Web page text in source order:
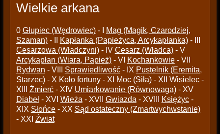
Wielkie arkana
0 Głupiec (Wędrowiec)- I
Mag (Magik, Czarodziej,
Szaman)- II Kapłanka (Papieżyca, Arcykapłanka)- III
Cesarzowa (Władczyni)- IV Cesarz (Władca)- V
Arcykapłan (Wiara, Papież)- VI Kochankowie- VII
Rydwan - VIII Sprawiedliwość- IX Pustelnik (Eremita,
Starzec)- X Koło fortuny- XI Moc (Siła)- XII Wisielec-
XIII Źmierć- XIV Umiarkowanie (Równowaga)- XV
Diabeł- XVI Wieża - XVII Gwiazda - XVIII Księżyc-
XIX Słońce- XX Sąd ostateczny (Zmartwychwstanie)
- XXI Źwiat